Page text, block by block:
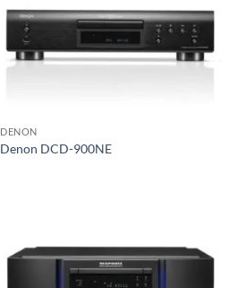
DENON
Denon DCD-900NE